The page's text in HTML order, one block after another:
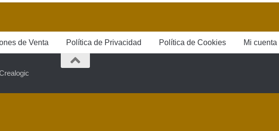
de Venta Política de Privacidad Política de Cookies Mi cuenta